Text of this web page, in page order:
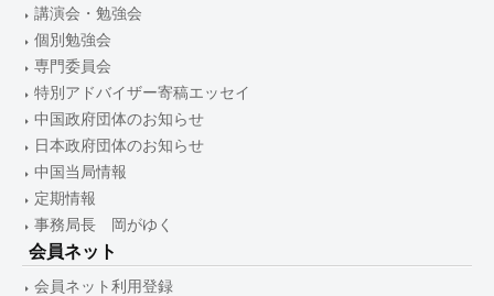
講演会・勉強会
個別勉強会
専門委員会
特別アドバイザー寄稿エッセイ
中国政府団体のお知らせ
日本政府団体のお知らせ
中国当局情報
定期情報
事務局長 岡がゆく
会員ネット
会員ネット利用登録